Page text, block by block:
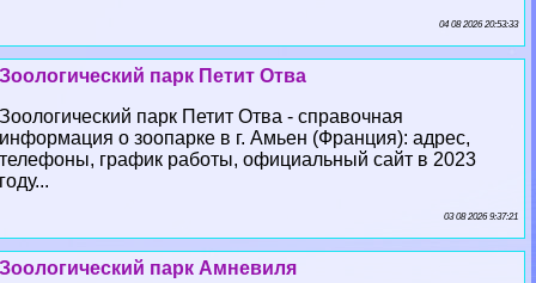
04 08 2026 20:53:33
Зоологический парк Петит Отва
Зоологический парк Петит Отва - справочная
информация о зоопарке в г. Амьен (Франция): адрес,
телефоны, график работы, официальный сайт в 2023
году...
03 08 2026 9:37:21
Зоологический парк Амневиля